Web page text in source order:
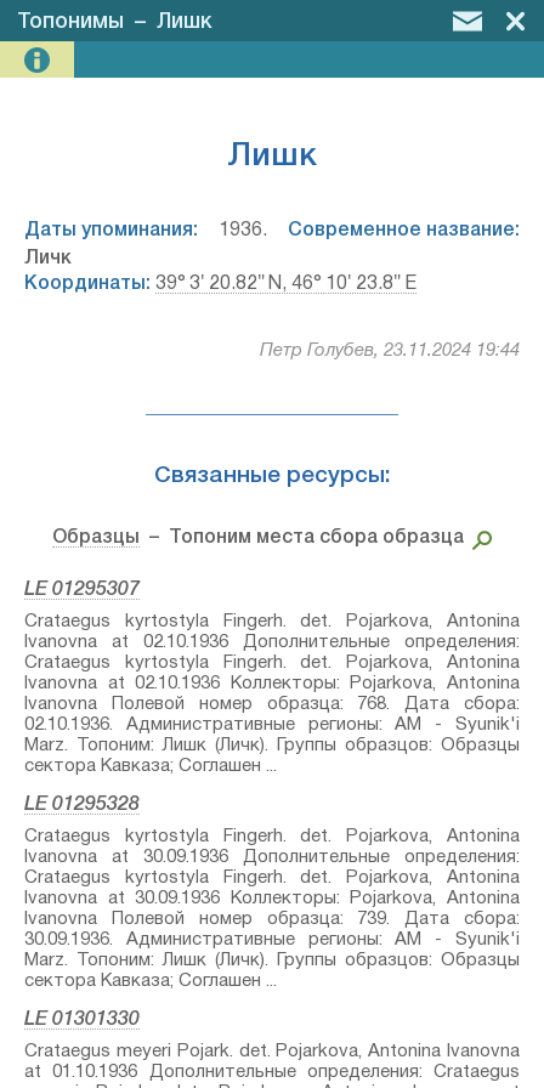
Топонимы – Лишк
Лишк
Даты упоминания: 1936. Современное название:
Личк
Координаты: 39° 3′ 20.82″ N, 46° 10′ 23.8″ E
Петр Голубев, 23.11.2024 19:44
Связанные ресурсы:
Образцы – Топоним места сбора образца
LE 01295307
Crataegus kyrtostyla Fingerh.⁣ det. Pojarkova, Antonina
Ivanovna at 02.10.1936 Дополнительные определения:
Crataegus kyrtostyla Fingerh.⁣ det. Pojarkova, Antonina
Ivanovna at 02.10.1936 Коллекторы: Pojarkova, Antonina
Ivanovna Полевой номер образца: 768. Дата сбора:
02.10.1936. Административные регионы: AM - Syunik'i
Marz. Топоним: Лишк (Личк). Группы образцов: Образцы
сектора Кавказа; Соглашен ...
LE 01295328
Crataegus kyrtostyla Fingerh.⁣ det. Pojarkova, Antonina
Ivanovna at 30.09.1936 Дополнительные определения:
Crataegus kyrtostyla Fingerh.⁣ det. Pojarkova, Antonina
Ivanovna at 30.09.1936 Коллекторы: Pojarkova, Antonina
Ivanovna Полевой номер образца: 739. Дата сбора:
30.09.1936. Административные регионы: AM - Syunik'i
Marz. Топоним: Лишк (Личк). Группы образцов: Образцы
сектора Кавказа; Соглашен ...
LE 01301330
Crataegus meyeri Pojark.⁣ det. Pojarkova, Antonina Ivanovna
at 01.10.1936 Дополнительные определения: Crataegus